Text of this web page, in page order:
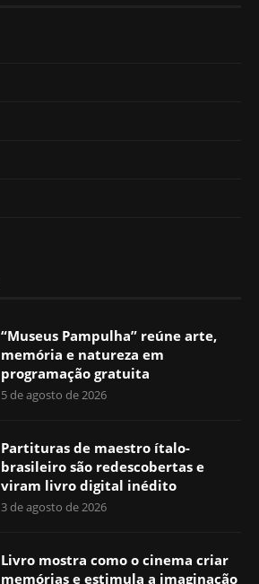
“Museus Pampulha” reúne arte,
memória e natureza em
programação gratuita
5 de agosto de 2026
Partituras de maestro ítalo-
brasileiro são redescobertas e
viram livro digital inédito
3 de agosto de 2026
Livro mostra como o cinema criar
memórias e estimula a imaginação